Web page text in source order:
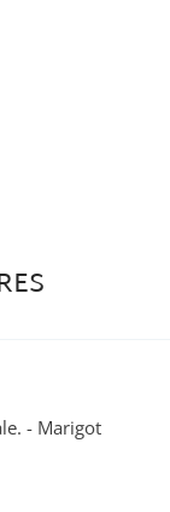
- Marigot